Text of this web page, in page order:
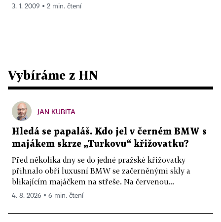
3. 1. 2009 ▪ 2 min. čtení
Vybíráme z HN
JAN KUBITA
Hledá se papaláš. Kdo jel v černém BMW s
majákem skrze „Turkovu“ křižovatku?
Před několika dny se do jedné pražské křižovatky
přihnalo obří luxusní BMW se začerněnými skly a
blikajícím majáčkem na střeše. Na červenou...
4. 8. 2026 ▪ 6 min. čtení